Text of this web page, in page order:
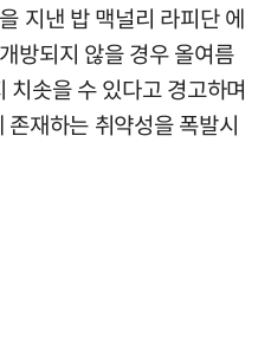
지낸 밥 맥널리 라피단 에
방되지 않을 경우 올여름
솟을 수 있다고 경고하며
재하는 취약성을 폭발시